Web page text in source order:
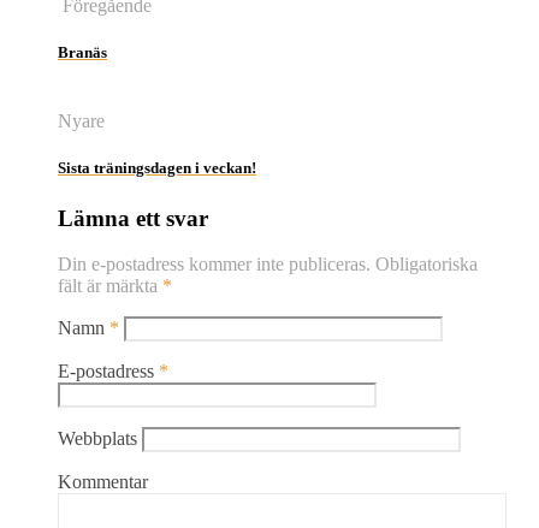
Föregående
Branäs
Nyare
Sista träningsdagen i veckan!
Lämna ett svar
Din e-postadress kommer inte publiceras. Obligatoriska
fält är märkta *
Namn *
E-postadress *
Webbplats
Kommentar